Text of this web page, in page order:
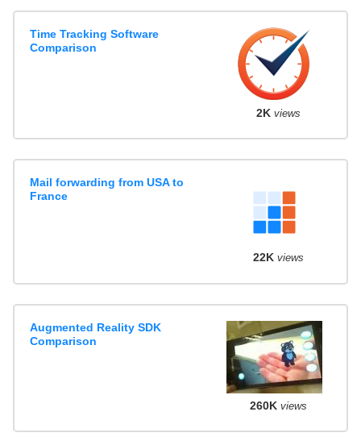
Time Tracking Software
Comparison
2K views
Mail forwarding from USA to
France
22K views
Augmented Reality SDK
Comparison
260K views